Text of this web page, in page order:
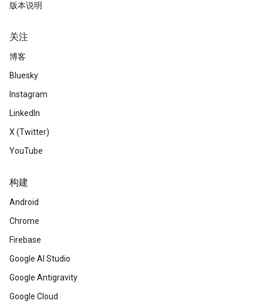
版本说明
关注
博客
Bluesky
Instagram
LinkedIn
X (Twitter)
YouTube
构建
Android
Chrome
Firebase
Google AI Studio
Google Antigravity
Google Cloud